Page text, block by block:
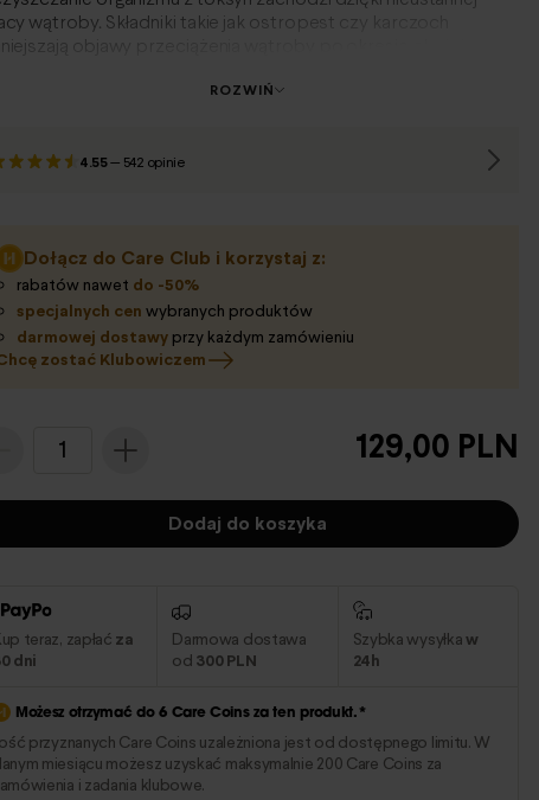
wątroby. Składniki takie jak ostropest czy karczoch
objawy przeciążenia wątroby po okresie obciążenia
ROZWIŃ
4.55— 542 opinie
Dołącz do Care Club i korzystaj z:
rabatów nawet do -50%
specjalnych cen wybranych produktów
darmowej dostawyprzy każdym zamówieniu
zostać Klubowiczem
1 129,00 PLN
Dodaj do koszyka
teraz, zapłać za
dni
Darmowa dostawa
od 300 PLN
Szybka wysyłkaw
24h
Możesz otrzymać do6Care Coins za ten produkt.*
przyznanych Care Coins uzależniona jest od dostępnego limitu. W
miesiącu możesz uzyskać maksymalnie 200 Care Coins za
i zadania klubowe.